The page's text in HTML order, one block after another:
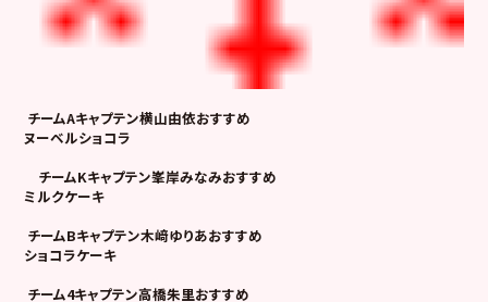
チームAキャプテン横山由依おすすめ
ヌーベルショコラ
チームKキャプテン峯岸みなみおすすめ
ミルクケーキ
チームBキャプテン木﨑ゆりあおすすめ
ショコラケーキ
チーム4キャプテン高橋朱里おすすめ